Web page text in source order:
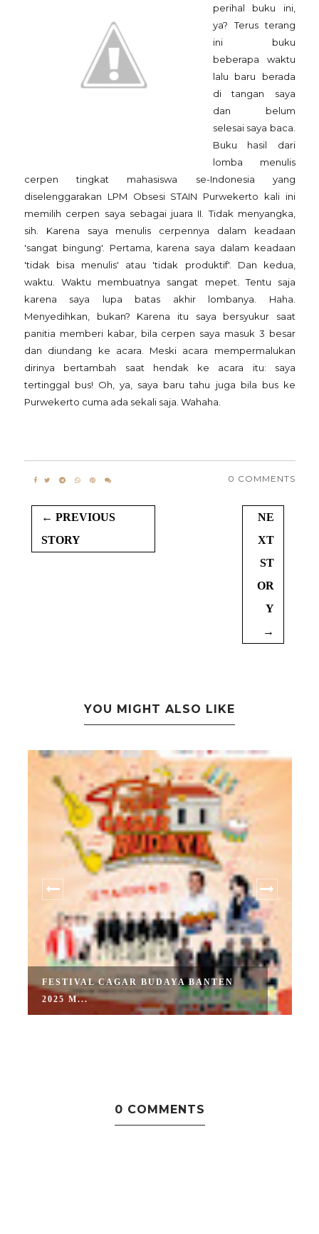
perihal buku ini,
ya? Terus terang
ini buku
beberapa waktu
lalu baru berada
di tangan saya
dan belum
selesai saya baca.
Buku hasil dari
lomba menulis
cerpen tingkat mahasiswa se-Indonesia yang
diselenggarakan LPM Obsesi STAIN Purwekerto kali ini
memilih cerpen saya sebagai juara II. Tidak menyangka,
sih. Karena saya menulis cerpennya dalam keadaan
'sangat bingung'. Pertama, karena saya dalam keadaan
'tidak bisa menulis' atau 'tidak produktif'. Dan kedua,
waktu. Waktu membuatnya sangat mepet. Tentu saja
karena saya lupa batas akhir lombanya. Haha.
Menyedihkan, bukan? Karena itu saya bersyukur saat
panitia memberi kabar, bila cerpen saya masuk 3 besar
dan diundang ke acara. Meski acara mempermalukan
dirinya bertambah saat hendak ke acara itu: saya
tertinggal bus! Oh, ya, saya baru tahu juga bila bus ke
Purwekerto cuma ada sekali saja. Wahaha.
0 COMMENTS
← PREVIOUS
STORY
NE
XT
ST
OR
Y
→
YOU MIGHT ALSO LIKE
FESTIVAL CAGAR BUDAYA BANTEN
2025 M...
0 COMMENTS